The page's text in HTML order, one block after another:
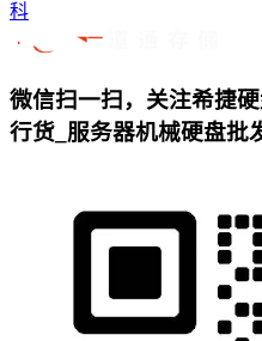
科
微信扫一扫，关注希捷
行货_服务器机械硬盘批